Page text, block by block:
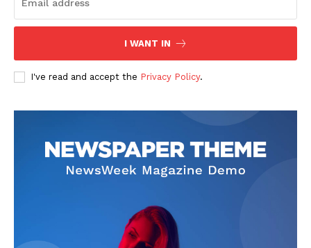
I WANT IN
I've read and accept the Privacy Policy.